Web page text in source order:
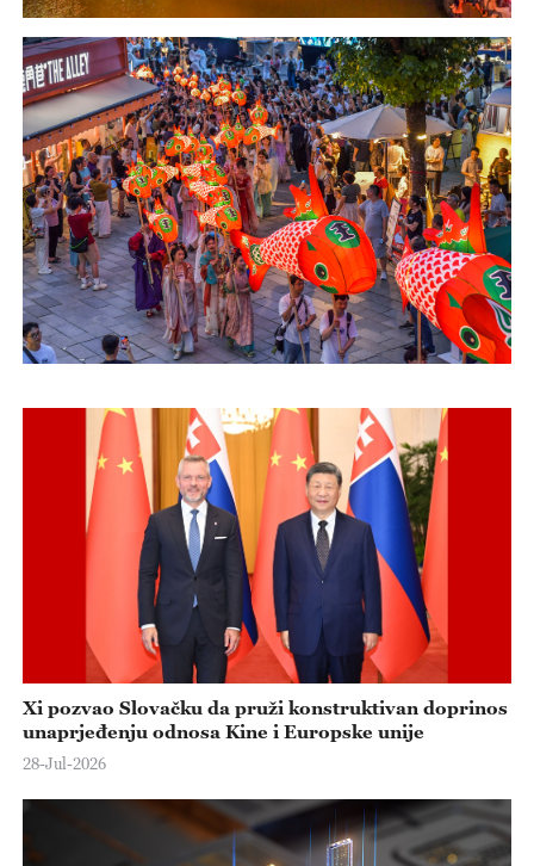
Xi pozvao Slovačku da pruži konstruktivan doprinos
unaprjeđenju odnosa Kine i Europske unije
28-Jul-2026